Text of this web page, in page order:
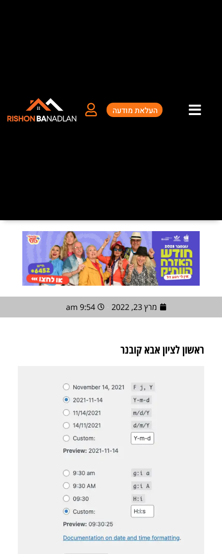
העלאת מודעה
מרץ 23, 2022 9:54 am
ראשון לציון אבא קובנר